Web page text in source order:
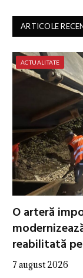
ARTICOLE
ACTUALITATE
O arteră
reabilitată
7 august 2026